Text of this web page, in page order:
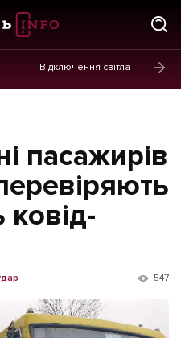
Відключення світла
пасажирів
ковід-
547